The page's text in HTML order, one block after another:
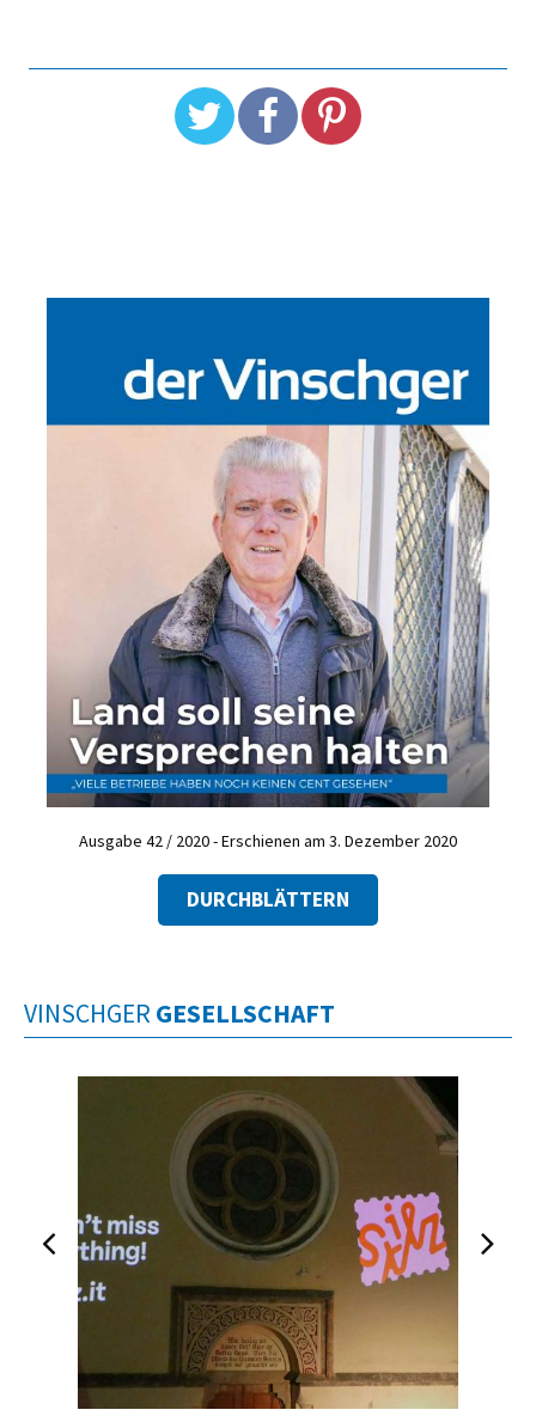
Ausgabe 42 / 2020 - Erschienen am 3. Dezember 2020
DURCHBLÄTTERN
VINSCHGER GESELLSCHAFT